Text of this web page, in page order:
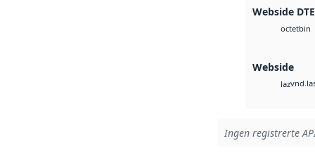
Webside
octetbin
Webside
laz
Ingen registrerte